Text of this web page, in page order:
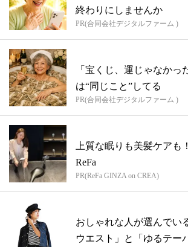
終わりにしませんか
PR(合同会社デジタルファーム )
「宝くじ、運じゃなかっ
は“同じこと”してる
PR(合同会社デジタルファーム )
上質な眠りも美髪ケアも
ReFa
PR(ReFa GINZA on CREA)
おしゃれな人が選んでい
ウエスト」と「ゆるテー